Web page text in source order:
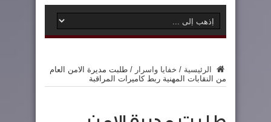
الرئيسية / خفايا واسرار / طلبت مديرة الامن العام
من النقابات المهنية ربط كاميرات المراقبة